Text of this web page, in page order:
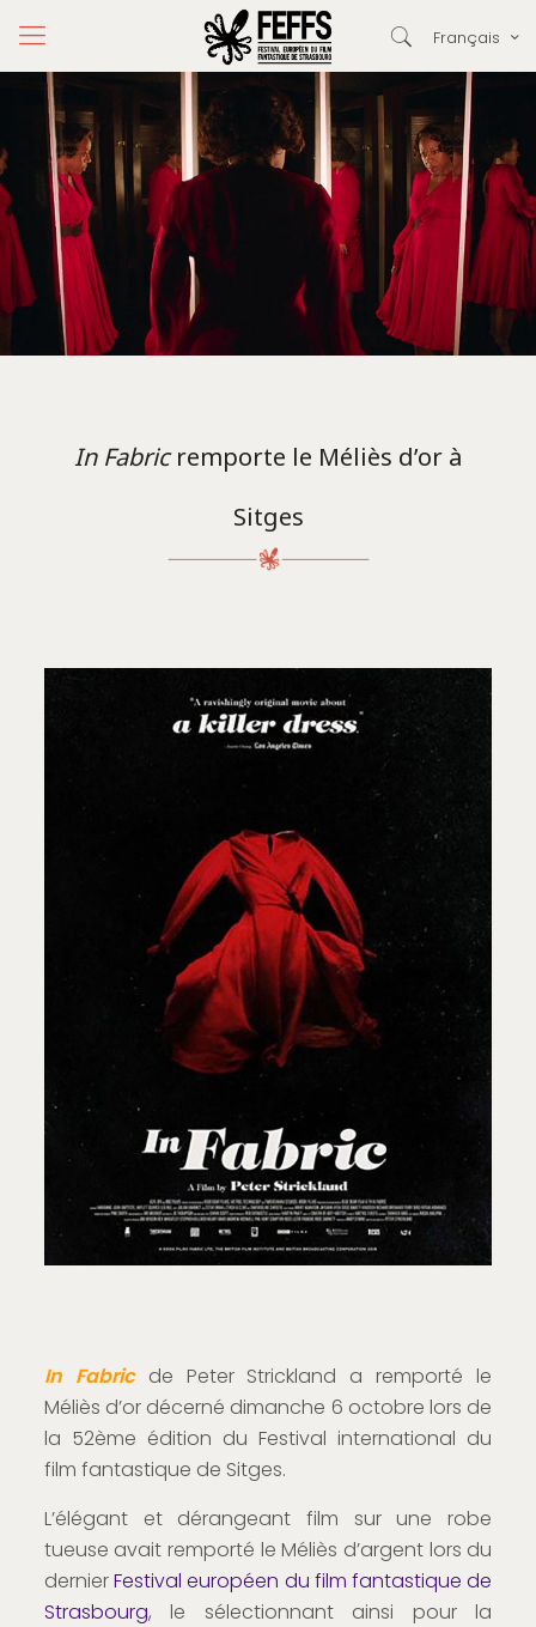
Français
In Fabricremporte le Méliès d’or à
Sitges
In Fabric de Peter Strickland a remporté le
Méliès d’or décerné dimanche 6 octobre lors de
la 52ème édition du Festival international du
film fantastique de Sitges.
L’élégant et dérangeant film sur une robe
tueuse avait remporté le Méliès d’argent lors du
dernierFestival européen du film fantastique de
Strasbourg, le sélectionnant ainsi pour la